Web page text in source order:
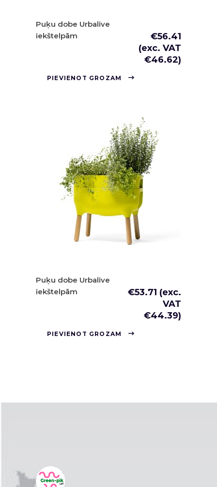
Puķu dobe Urbalive
iekštelpām
€56.41
(exc. VAT
€46.62)
PIEVIENOT GROZAM
Puķu dobe Urbalive
iekštelpām
€53.71 (exc.
VAT
€44.39)
PIEVIENOT GROZAM